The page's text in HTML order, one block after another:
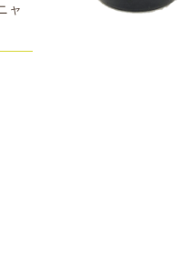
ャ